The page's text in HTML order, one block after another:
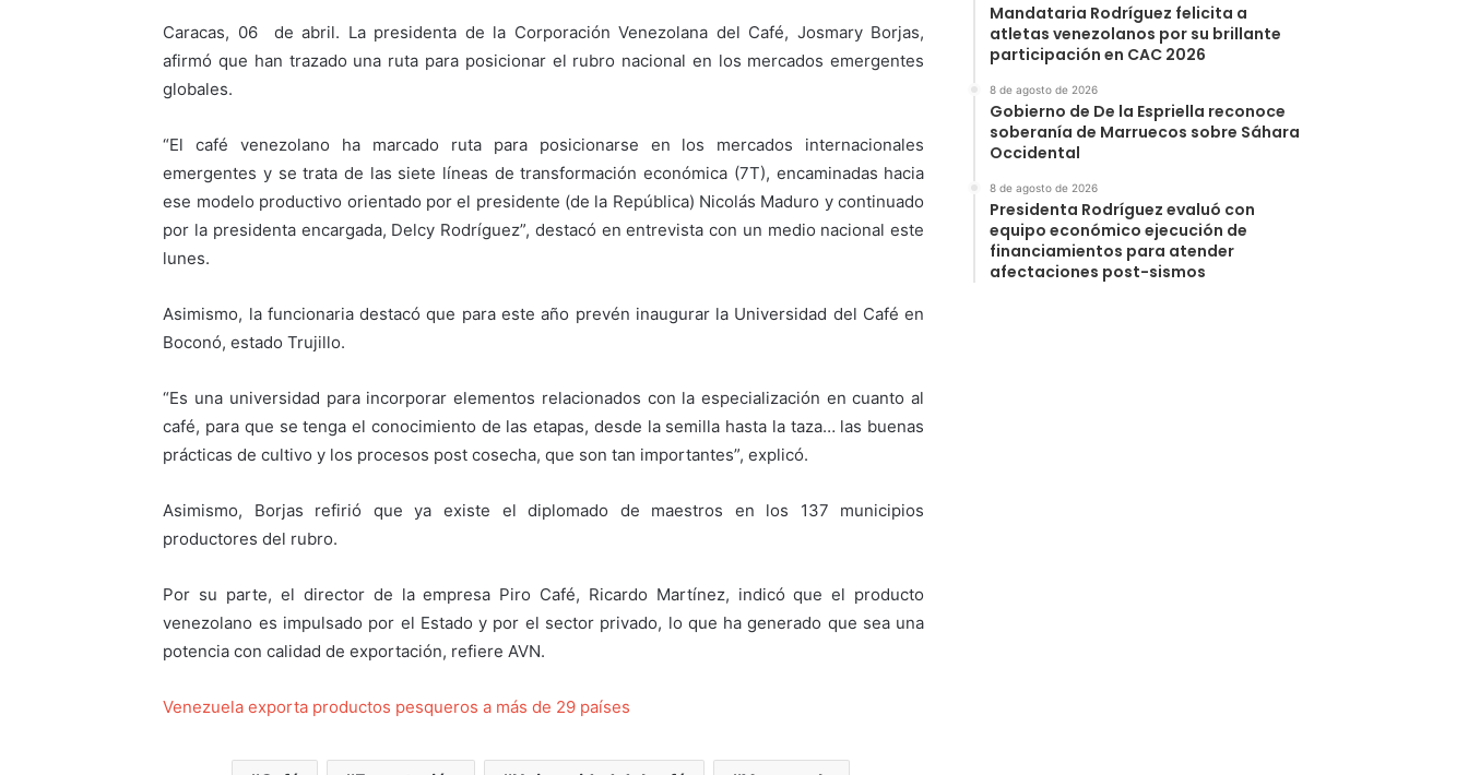
Caracas, 06 de abril. La presidenta de la Corporación Venezolana del Café, Josmary Borjas,
afirmó que han trazado una ruta para posicionar el rubro nacional en los mercados emergentes
globales.
“El café venezolano ha marcado ruta para posicionarse en los mercados internacionales
emergentes y se trata de las siete líneas de transformación económica (7T), encaminadas hacia
ese modelo productivo orientado por el presidente (de la República) Nicolás Maduro y continuado
por la presidenta encargada, Delcy Rodríguez”, destacó en entrevista con un medio nacional este
lunes.
Asimismo, la funcionaria destacó que para este año prevén inaugurar la Universidad del Café en
Boconó, estado Trujillo.
“Es una universidad para incorporar elementos relacionados con la especialización en cuanto al
café, para que se tenga el conocimiento de las etapas, desde la semilla hasta la taza… las buenas
prácticas de cultivo y los procesos post cosecha, que son tan importantes”, explicó.
Asimismo, Borjas refirió que ya existe el diplomado de maestros en los 137 municipios
productores del rubro.
​Por su parte, el director de la empresa Piro Café, Ricardo Martínez, indicó que el producto
venezolano es impulsado por el Estado y por el sector privado, lo que ha generado que sea una
potencia con calidad de exportación, refiere AVN.
Venezuela exporta productos pesqueros a más de 29 países
Mandataria Rodríguez felicita a
atletas venezolanos por su brillante
participación en CAC 2026
8 de agosto de 2026
Gobierno de De la Espriella reconoce
soberanía de Marruecos sobre Sáhara
Occidental
8 de agosto de 2026
Presidenta Rodríguez evaluó con
equipo económico ejecución de
financiamientos para atender
afectaciones post-sismos